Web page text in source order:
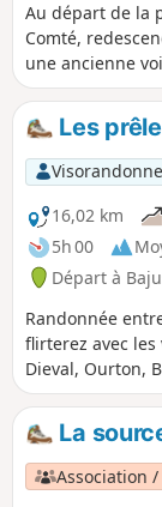
Au départ de la
Comté,
une ancienne
vous
alliant routes et
Les
16,02 km
5h 00
Départ à
Randonnée
flirterez avec les
Dieval, Ourton,
voyagerez en
certain
pluie. Sur le
pourrez
temps.
La
Association